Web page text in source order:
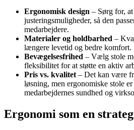
Ergonomisk design – Sørg for,
justeringsmuligheder, så den
medarbejdere.
Materialer og holdbarhed –
længere levetid og bedre komfort.
Bevægelsesfrihed – Vælg stole
fleksibilitet for at støtte en aktiv
Pris vs. kvalitet – Det kan være
løsning, men ergonomiske stole
medarbejdernes sundhed og
Ergonomi som en